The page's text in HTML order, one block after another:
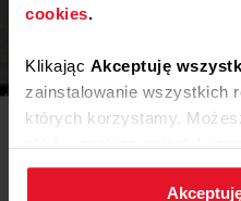
cookies.
Klikając Akceptuję
zainstalowanie wszystkich
których korzystamy.
plików cookies
klikającZmień ustawienia.
Inspiracje
Potrzebujesz porady?